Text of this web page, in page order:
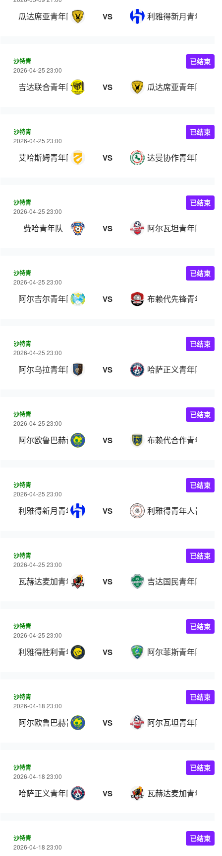
瓜达席亚青年队 VS 利雅得新月青年队
沙特青
2026-04-25 23:00
吉达联合青年队 VS 瓜达席亚青年队
已结束
沙特青
2026-04-25 23:00
艾哈斯姆青年队 VS 达曼协作青年队
已结束
沙特青
2026-04-25 23:00
费哈青年队 VS 阿尔瓦坦青年队
已结束
沙特青
2026-04-25 23:00
阿尔吉尔青年队 VS 布赖代先锋青年队
已结束
沙特青
2026-04-25 23:00
阿尔乌拉青年队 VS 哈萨正义青年队
已结束
沙特青
2026-04-25 23:00
阿尔欧鲁巴赫青年队 VS 布赖代合作青年队
已结束
沙特青
2026-04-25 23:00
利雅得新月青年队 VS 利雅得青年人青年队
已结束
沙特青
2026-04-25 23:00
瓦赫达麦加青年队 VS 吉达国民青年队
已结束
沙特青
2026-04-25 23:00
利雅得胜利青年队 VS 阿尔菲斯青年队
已结束
沙特青
2026-04-18 23:00
阿尔欧鲁巴赫青年队 VS 阿尔瓦坦青年队
已结束
沙特青
2026-04-18 23:00
哈萨正义青年队 VS 瓦赫达麦加青年队
已结束
沙特青
2026-04-18 23:00
已结束